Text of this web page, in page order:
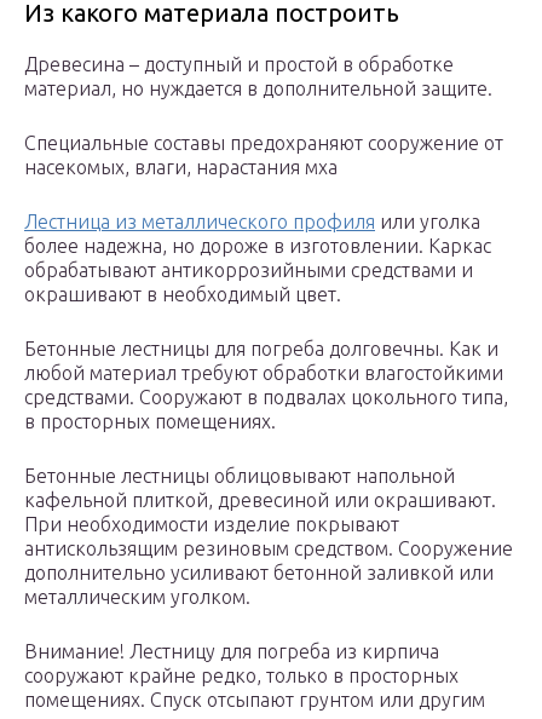
Из какого материала построить
Древесина – доступный и простой в обработке
материал, но нуждается в дополнительной защите.
Специальные составы предохраняют сооружение от
насекомых, влаги, нарастания мха
Лестница из металлического профиля или уголка
более надежна, но дороже в изготовлении. Каркас
обрабатывают антикоррозийными средствами и
окрашивают в необходимый цвет.
Бетонные лестницы для погреба долговечны. Как и
любой материал требуют обработки влагостойкими
средствами. Сооружают в подвалах цокольного типа,
в просторных помещениях.
Бетонные лестницы облицовывают напольной
кафельной плиткой, древесиной или окрашивают.
При необходимости изделие покрывают
антискользящим резиновым средством. Сооружение
дополнительно усиливают бетонной заливкой или
металлическим уголком.
Внимание! Лестницу для погреба из кирпича
сооружают крайне редко, только в просторных
помещениях. Спуск отсыпают грунтом или другим